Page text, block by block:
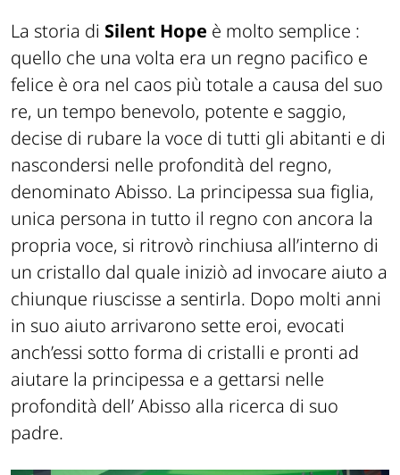
La storia di Silent Hope è molto semplice :
quello che una volta era un regno pacifico e
felice è ora nel caos più totale a causa del suo
re, un tempo benevolo, potente e saggio,
decise di rubare la voce di tutti gli abitanti e di
nascondersi nelle profondità del regno,
denominato Abisso. La principessa sua figlia,
unica persona in tutto il regno con ancora la
propria voce, si ritrovò rinchiusa all’interno di
un cristallo dal quale iniziò ad invocare aiuto a
chiunque riuscisse a sentirla. Dopo molti anni
in suo aiuto arrivarono sette eroi, evocati
anch’essi sotto forma di cristalli e pronti ad
aiutare la principessa e a gettarsi nelle
profondità dell’ Abisso alla ricerca di suo
padre.